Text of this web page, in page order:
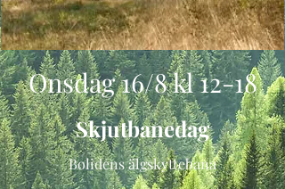
Onsdag 16/8 kl 12-18
Skjutbanedag
Bolidens älgskyttebana